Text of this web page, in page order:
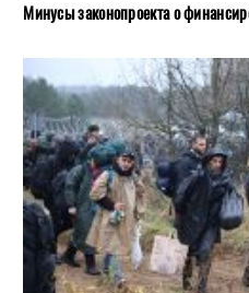
Минусы законопроекта о